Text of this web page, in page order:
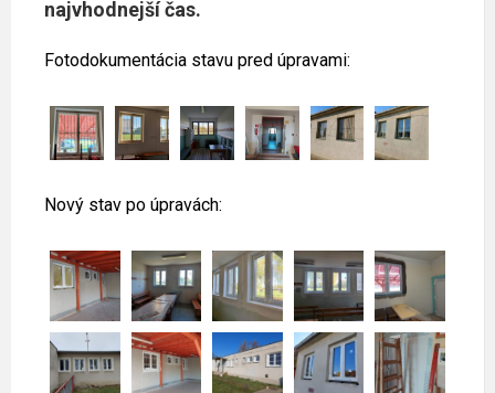
najvhodnejší čas.
Fotodokumentácia stavu pred úpravami:
Nový stav po úpravách: